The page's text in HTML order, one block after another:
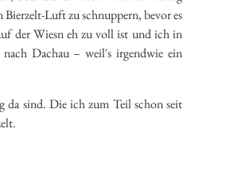
Bierzelt-Luft zu schnuppern, bevor es
der Wiesn eh zu voll ist und ich in
Dachau – weil´s irgendwie ein
da sind. Die ich zum Teil schon seit